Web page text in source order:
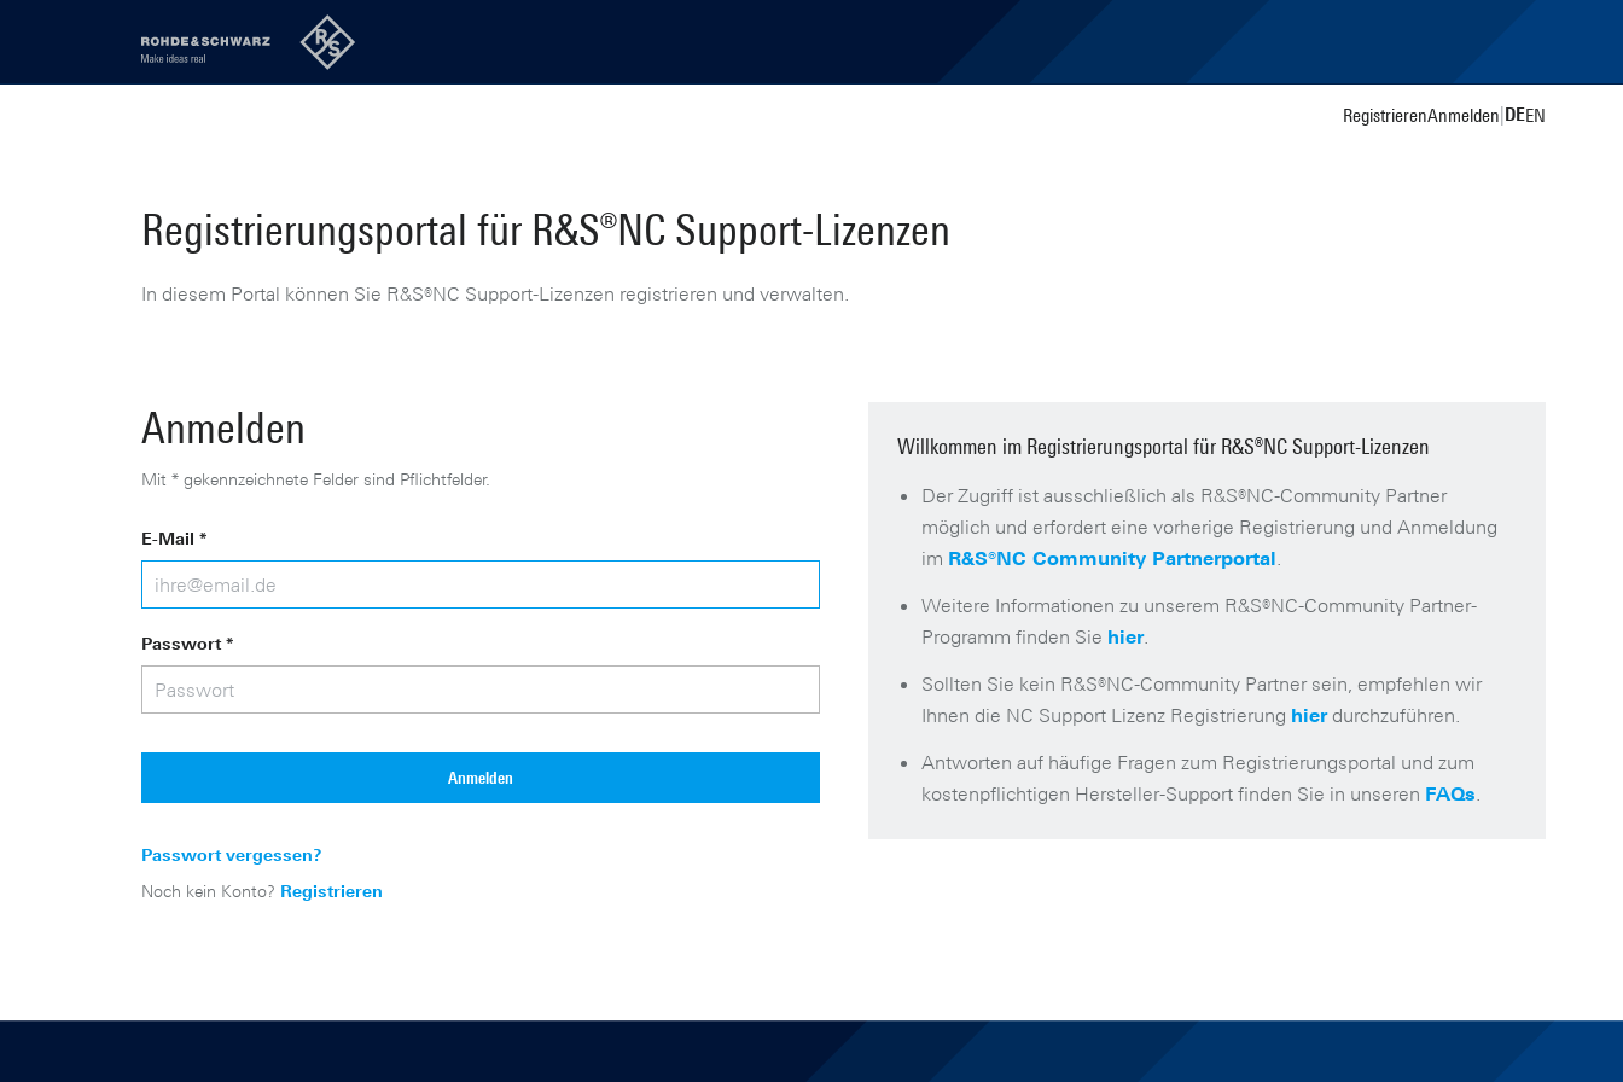
RegistrierenAnmelden DEEN
Registrierungsportal für R&S®NC Support-Lizenzen
In diesem Portal können Sie R&S®NC Support-Lizenzen registrieren und verwalten.
Anmelden
Mit * gekennzeichnete Felder sind Pflichtfelder.
E-Mail *
Passwort *
Anmelden
Passwort vergessen?
Noch kein Konto? Registrieren
Willkommen im Registrierungsportal für R&S®NC Support-Lizenzen
Der Zugriff ist ausschließlich als R&S®NC-Community Partner
möglich und erfordert eine vorherige Registrierung und Anmeldung
im R&S®NC Community Partnerportal(öffnet in neuem Fenster)
.
Weitere Informationen zu unserem R&S®NC-Community Partner-
Programm finden Sie hier(öffnet in neuem Fenster)
.
Sollten Sie kein R&S®NC-Community Partner sein, empfehlen wir
Ihnen die NC Support Lizenz Registrierung hier(öffnet in neuem Fenster)
durchzuführen.
Antworten auf häufige Fragen zum Registrierungsportal und zum
kostenpflichtigen Hersteller-Support finden Sie in unseren FAQs(öffnet in neuem
.